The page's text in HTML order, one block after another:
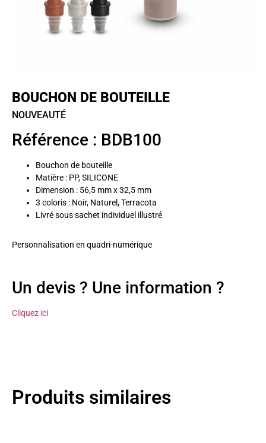
BOUCHON DE BOUTEILLE
NOUVEAUTÉ
Référence : BDB100
Bouchon de bouteille
Matière : PP, SILICONE
Dimension : 56,5 mm x 32,5 mm
3 coloris : Noir, Naturel, Terracota
Livré sous sachet individuel illustré
Personnalisation en quadri-numérique
Un devis ? Une information ?
Cliquez ici
Produits similaires